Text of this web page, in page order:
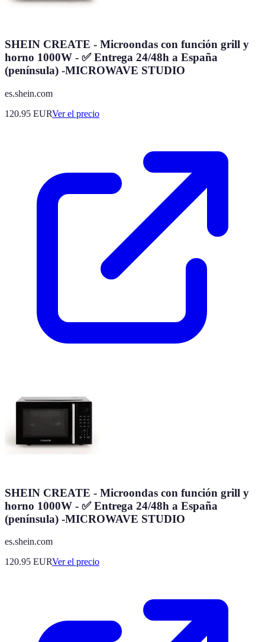
SHEIN CREATE - Microondas con función grill y
horno 1000W - ✅ Entrega 24/48h a España
(península) -MICROWAVE STUDIO
es.shein.com
120.95 EURVer el precio
SHEIN CREATE - Microondas con función grill y
horno 1000W - ✅ Entrega 24/48h a España
(península) -MICROWAVE STUDIO
es.shein.com
120.95 EURVer el precio